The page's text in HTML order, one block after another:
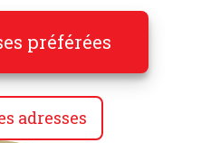
préférées
adresses